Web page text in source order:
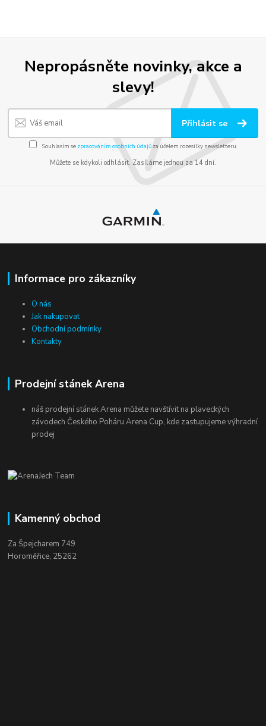
Nepropásněte novinky, akce a
slevy!
Přihlásit se
Souhlasím se zpracováním osobních údajůza účelem rozesílky newsletteru.
Můžete se kdykoli odhlásit. Zasíláme jednou za 14 dní.
Informace pro zákazníky
O nás
Jak nakupovat
Obchodní podmínky
Kontakty
Prodejní stánek Arena
náš prodejní stánek Arena můžete navštívit na plaveckých
závodech Českého Poháru Arena Cup, kde zastupujeme výhradní
prodej
Kamenný obchod
Za Špejcharem 749
Horoměřice, 25262